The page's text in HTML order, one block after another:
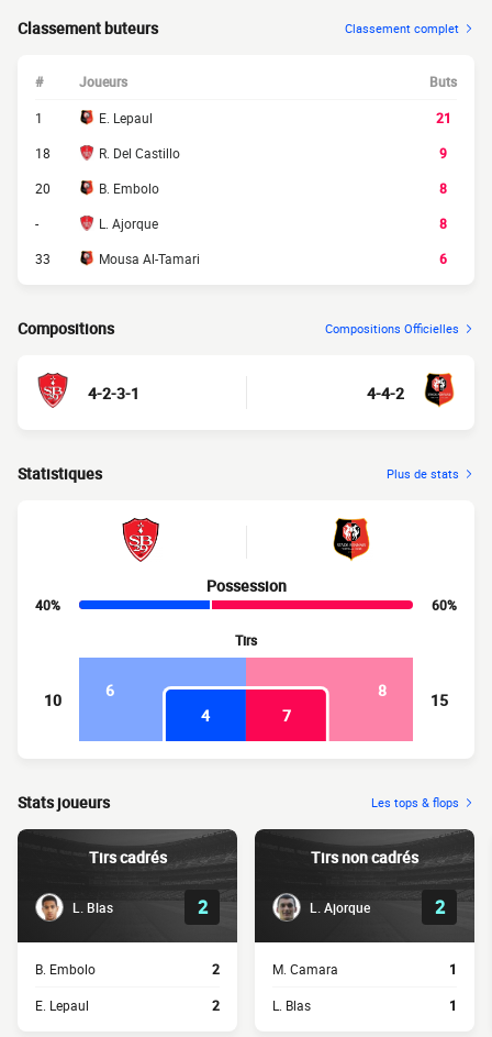
Classement buteurs Classement complet
# Joueurs Buts
1 E. Lepaul
21
18
R. Del Castillo
9
20
B. Embolo
8
-
L. Ajorque
8
33
Mousa Al-Tamari 6
Compositions Compositions Officielles
4-2-3-1 4-4-2
Statistiques Plus de stats
Possession
40%
60%
Tirs
10 6
8
4
7
15
Stats joueurs Les tops & flops
Tirs cadrés
L. Blas 2
B. Embolo 2
E. Lepaul 2
Tirs non cadrés
L. Ajorque 2
M. Camara 1
L. Blas 1